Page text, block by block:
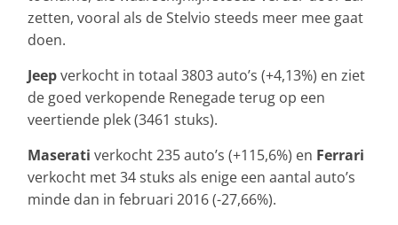
zetten, vooral als de Stelvio steeds meer mee gaat
doen.
Jeepverkocht in totaal 3803 auto’s (+4,13%) en ziet
de goed verkopende Renegade terug op een
veertiende plek (3461 stuks).
Maserati verkocht 235 auto’s (+115,6%) en Ferrari
verkocht met 34 stuks als enige een aantal auto’s
minde dan in februari 2016 (-27,66%).